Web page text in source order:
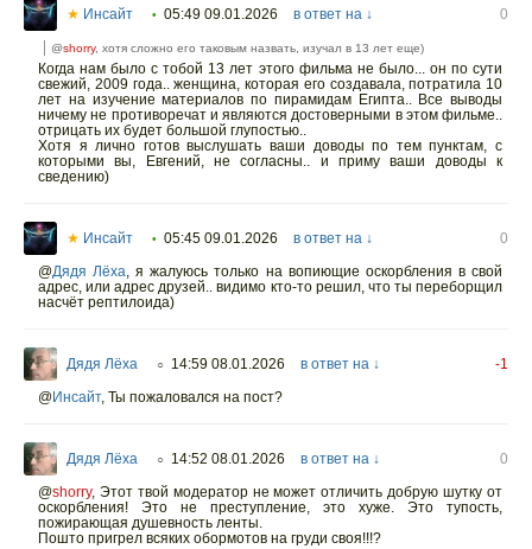
★ Инсайт • 05:49 09.01.2026 в ответ на ↓ 0
@shorry, хотя сложно его таковым назвать, изучал в 13 лет еще)
Когда нам было с тобой 13 лет этого фильма не было... он по сути
свежий, 2009 года.. женщина, которая его создавала, потратила 10
лет на изучение материалов по пирамидам Египта.. Все выводы
ничему не противоречат и являются достоверными в этом фильме..
отрицать их будет большой глупостью..
Хотя я лично готов выслушать ваши доводы по тем пунктам, с
которыми вы, Евгений, не согласны.. и приму ваши доводы к
сведению)
★ Инсайт • 05:45 09.01.2026 в ответ на ↓
0
@Дядя Лёха, я жалуюсь только на вопиющие оскорбления в свой
адрес, или адрес друзей.. видимо кто-то решил, что ты переборщил
насчёт рептилоида)
Дядя Лёха ○ 14:59 08.01.2026 в ответ на ↓
-1
@Инсайт, Ты пожаловался на пост?
Дядя Лёха ○ 14:52 08.01.2026 в ответ на ↓
0
@shorry, Этот твой модератор не может отличить добрую шутку от
оскорбления! Это не преступление, это хуже. Это тупость,
пожирающая душевность ленты.
Пошто пригрел всяких обормотов на груди своя!!!?